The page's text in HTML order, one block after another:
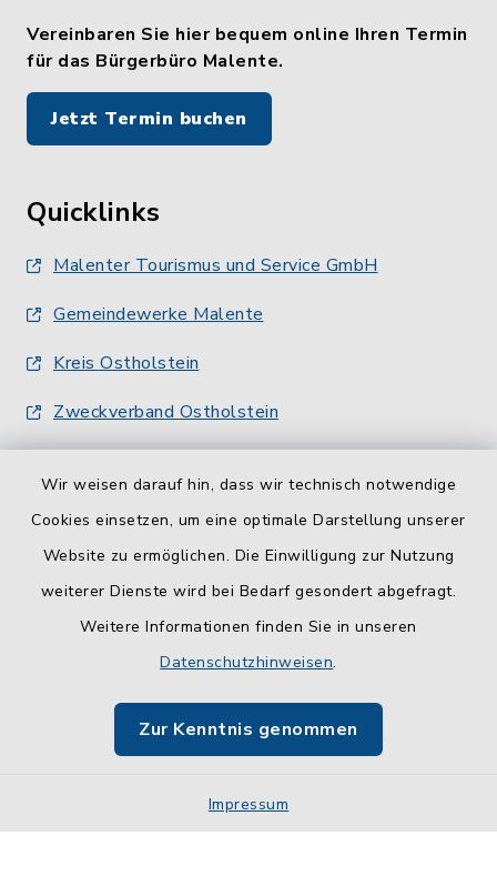
Wir weisen darauf hin, dass wir technisch notwendige
Cookies einsetzen, um eine optimale Darstellung unserer
Website zu ermöglichen. Die Einwilligung zur Nutzung
weiterer Dienste wird bei Bedarf gesondert abgefragt.
Weitere Informationen finden Sie in unseren
Datenschutzhinweisen.
Zur Kenntnis genommen
Impressum
Vereinbaren Sie hier bequem online Ihren Termin
für das Bürgerbüro Malente.
Jetzt Termin buchen
Quicklinks
Malenter Tourismus und Service GmbH
Gemeindewerke Malente
Kreis Ostholstein
Zweckverband Ostholstein
Barrierefreiheit
Impressum
Sitemap